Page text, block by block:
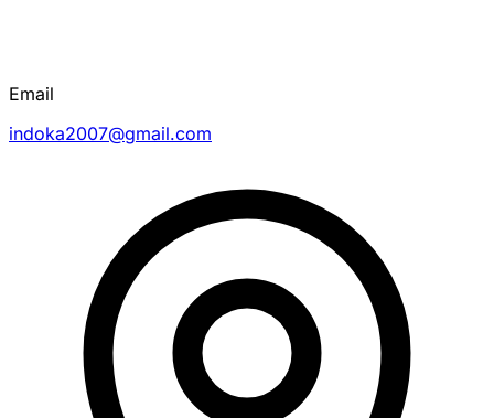
Email
indoka2007@gmail.com